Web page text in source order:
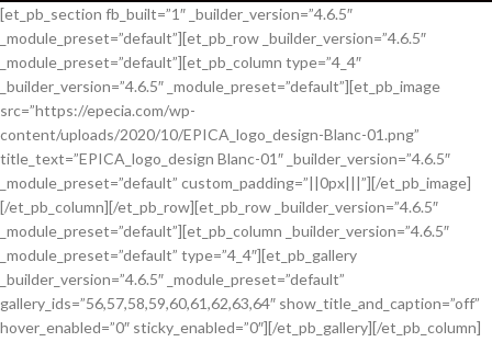
[et_pb_section fb_built=”1″ _builder_version=”4.6.5″
_module_preset=”default”][et_pb_row _builder_version=”4.6.5″
_module_preset=”default”][et_pb_column type=”4_4″
_builder_version=”4.6.5″ _module_preset=”default”][et_pb_image
src=”https://epecia.com/wp-
content/uploads/2020/10/EPICA_logo_design-Blanc-01.png”
title_text=”EPICA_logo_design Blanc-01″ _builder_version=”4.6.5″
_module_preset=”default” custom_padding=”||0px|||”][/et_pb_image]
[/et_pb_column][/et_pb_row][et_pb_row _builder_version=”4.6.5″
_module_preset=”default”][et_pb_column _builder_version=”4.6.5″
_module_preset=”default” type=”4_4″][et_pb_gallery
_builder_version=”4.6.5″ _module_preset=”default”
gallery_ids=”56,57,58,59,60,61,62,63,64″ show_title_and_caption=”off”
hover_enabled=”0″ sticky_enabled=”0″][/et_pb_gallery][/et_pb_column]